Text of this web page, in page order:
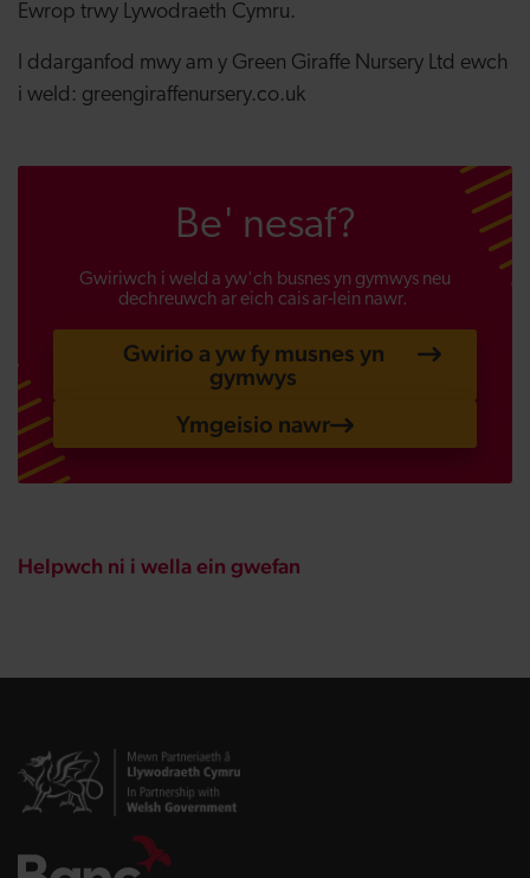
Ewrop trwy Lywodraeth Cymru.
I ddarganfod mwy am y Green Giraffe Nursery Ltd ewch
i weld: greengiraffenursery.co.uk
Be' nesaf?
Gwiriwch i weld a yw'ch busnes yn gymwys neu
dechreuwch ar eich cais ar-lein nawr.
Gwirio a yw fy musnes yn
gymwys
Ymgeisio nawr
Helpwch ni i wella ein gwefan